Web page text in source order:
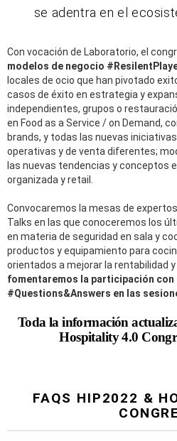
se adentra en el
Con vocación de Laboratorio, el
modelos de negocio
locales de ocio que han pivotado
casos de éxito en estrategia y
independientes, grupos o
en Food as a Service / on Demand,
brands, y todas las nuevas
operativas y de venta diferentes;
las nuevas tendencias y conceptos
organizada y retail.
Convocaremos la mesas de
Talks en l as que conoceremos los
en materia de seguridad en sala y
productos y equipamiento para
orientados a mejorar la rentabilidad y
fomentaremos la participación con
#Questions&Answers en las
Toda la información
Hospitality 4.0
FAQS HIP2022 &